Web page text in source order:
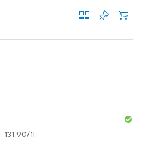
EUR
131,90/1l